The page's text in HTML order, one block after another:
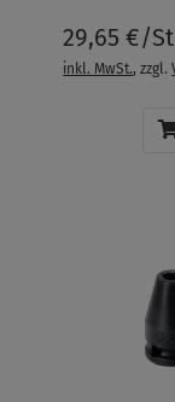
29,65 €/
inkl. MwSt., zzgl.